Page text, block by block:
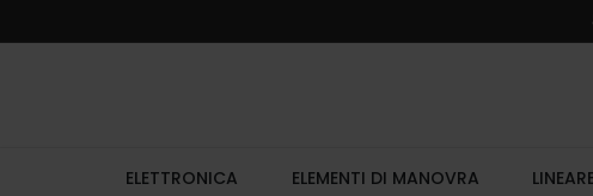
ELETTRONICA ELEMENTI DI MANOVRA LINEARE